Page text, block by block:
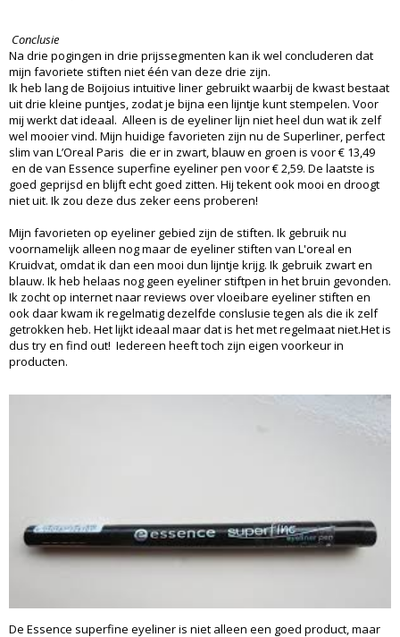
Conclusie
Na drie pogingen in drie prijssegmenten kan ik wel concluderen dat
mijn favoriete stiften niet één van deze drie zijn.
Ik heb lang de Boijoius intuitive liner gebruikt waarbij de kwast bestaat
uit drie kleine puntjes, zodat je bijna een lijntje kunt stempelen. Voor
mij werkt dat ideaal. Alleen is de eyeliner lijn niet heel dun wat ik zelf
wel mooier vind. Mijn huidige favorieten zijn nu de Superliner, perfect
slim van L’Oreal Paris die er in zwart, blauw en groen is voor € 13,49
en de van Essence superfine eyeliner pen voor € 2,59. De laatste is
goed geprijsd en blijft echt goed zitten. Hij tekent ook mooi en droogt
niet uit. Ik zou deze dus zeker eens proberen!
Mijn favorieten op eyeliner gebied zijn de stiften. Ik gebruik nu
voornamelijk alleen nog maar de eyeliner stiften van L'oreal en
Kruidvat, omdat ik dan een mooi dun lijntje krijg. Ik gebruik zwart en
blauw. Ik heb helaas nog geen eyeliner stiftpen in het bruin gevonden.
Ik zocht op internet naar reviews over vloeibare eyeliner stiften en
ook daar kwam ik regelmatig dezelfde conslusie tegen als die ik zelf
getrokken heb. Het lijkt ideaal maar dat is het met regelmaat niet.Het is
dus try en find out! Iedereen heeft toch zijn eigen voorkeur in
producten.
De Essence superfine eyeliner is niet alleen een goed product, maar